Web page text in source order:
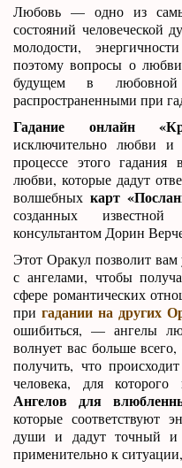
Любовь — одно из
состояний
молодости,
поэтому вопросы о
будущем в любовной
распространенными при
Гадание онлайн
исключительно любви
процессе этого гадания
любви, которые дадут
волшебных карт
созданных
консультантом Дорин
Этот Оракул позволит вам
с ангелами, чтобы
сфере романтических
пригадании на других
ошибиться, — ангелы
волнует вас больше
получить, что
человека, для
Ангелов для
которые соответствуют
души и дадут точный и
применительно к